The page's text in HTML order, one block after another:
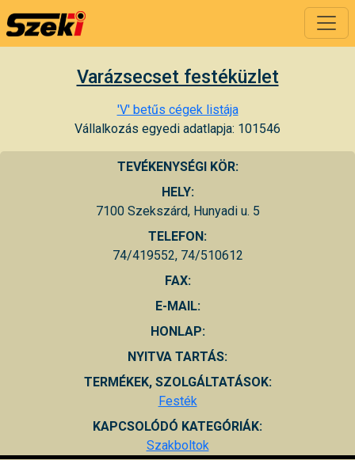
Varázsecset festéküzlet
'V' betűs cégek listája
Vállalkozás egyedi adatlapja: 101546
TEVÉKENYSÉGI KÖR:
HELY:
7100 Szekszárd, Hunyadi u. 5
TELEFON:
74/419552, 74/510612
FAX:
E-MAIL:
HONLAP:
NYITVA TARTÁS:
TERMÉKEK, SZOLGÁLTATÁSOK:
Festék
KAPCSOLÓDÓ KATEGÓRIÁK:
Szakboltok